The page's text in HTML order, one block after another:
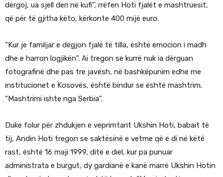
dërgoj, ua sjell deri në kufi”, rrëfen Hoti fjalët e mashtruesit,
që për të gjitha këto, kërkonte 400 mijë euro.
“Kur je familjar e dëgjon fjalë të tilla, është emocion i madh
dhe e harron logjikën”. Ai tregon se kurrë nuk ia dërguan
fotografinë dhe pas tre javësh, në bashkëpunim edhe me
institucionet e Kosovës, është bindur se është mashtrim.
“Mashtrimi ishte nga Serbia”.
Duke folur për zhdukjen e veprimtarit Ukshin Hoti, babait të
tij, Andin Hoti tregon se saktësinë e vetme që e di në këtë
rast, është 16 maji 1999, ditë e diel, kur pa punuar
administrata e burgut, dy gardianë e kanë marrë Ukshin Hotin